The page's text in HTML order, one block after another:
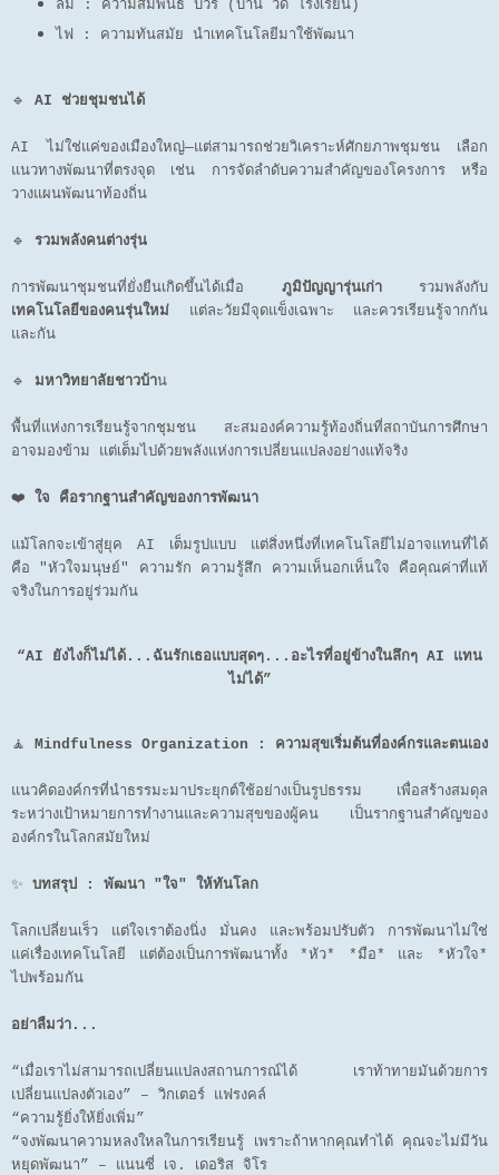
ลม : ความสัมพันธ์ บวร (บ้าน วัด โรงเรียน)
ไฟ : ความทันสมัย นำเทคโนโลยีมาใช้พัฒนา
🔹 AI ช่วยชุมชนได้
AI ไม่ใช่แค่ของเมืองใหญ่—แต่สามารถช่วยวิเคราะห์ศักยภาพชุมชน เลือก
แนวทางพัฒนาที่ตรงจุด เช่น การจัดลำดับความสำคัญของโครงการ หรือ
วางแผนพัฒนาท้องถิ่น
🔹 รวมพลังคนต่างรุ่น
การพัฒนาชุมชนที่ยั่งยืนเกิดขึ้นได้เมื่อ ภูมิปัญญารุ่นเก่ารวมพลังกับ
เทคโนโลยีของคนรุ่นใหม่ แต่ละวัยมีจุดแข็งเฉพาะ และควรเรียนรู้จากกัน
และกัน
🔹 มหาวิทยาลัยชาวบ้าน
พื้นที่แห่งการเรียนรู้จากชุมชน สะสมองค์ความรู้ท้องถิ่นที่สถาบันการศึกษา
อาจมองข้าม แต่เต็มไปด้วยพลังแห่งการเปลี่ยนแปลงอย่างแท้จริง
❤️ ใจ คือรากฐานสำคัญของการพัฒนา
แม้โลกจะเข้าสู่ยุค AI เต็มรูปแบบ แต่สิ่งหนึ่งที่เทคโนโลยีไม่อาจแทนที่ได้
คือ "หัวใจมนุษย์" ความรัก ความรู้สึก ความเห็นอกเห็นใจ คือคุณค่าที่แท้
จริงในการอยู่ร่วมกัน
“AI ยังไงก็ไม่ได้...ฉันรักเธอแบบสุดๆ...อะไรที่อยู่ข้างในลึกๆ AI แทน
ไม่ได้”
🧘 Mindfulness Organization : ความสุขเริ่มต้นที่องค์กรและตนเอง
แนวคิดองค์กรที่นำธรรมะมาประยุกต์ใช้อย่างเป็นรูปธรรม เพื่อสร้างสมดุล
ระหว่างเป้าหมายการทำงานและความสุขของผู้คน เป็นรากฐานสำคัญของ
องค์กรในโลกสมัยใหม่
✨ บทสรุป : พัฒนา "ใจ" ให้ทันโลก
โลกเปลี่ยนเร็ว แต่ใจเราต้องนิ่ง มั่นคง และพร้อมปรับตัว การพัฒนาไม่ใช่
แค่เรื่องเทคโนโลยี แต่ต้องเป็นการพัฒนาทั้ง *หัว* *มือ* และ *หัวใจ*
ไปพร้อมกัน
อย่าลืมว่า...
“เมื่อเราไม่สามารถเปลี่ยนแปลงสถานการณ์ได้ เราท้าทายมันด้วยการ
เปลี่ยนแปลงตัวเอง” – วิกเตอร์ แฟรงคล์
“ความรู้ยิ่งให้ยิ่งเพิ่ม”
“จงพัฒนาความหลงใหลในการเรียนรู้ เพราะถ้าหากคุณทำได้ คุณจะไม่มีวัน
หยุดพัฒนา” – แนนซี่ เจ. เดอริส จิโร